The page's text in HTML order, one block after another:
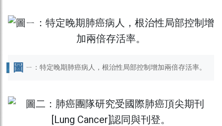
圖 ㄧ：特定晚期肺癌病人，根治性局部控制增加兩倍存活率。